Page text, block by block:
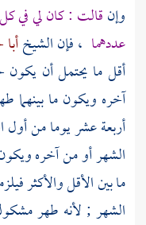
وإنقالت : كان لي في
عددهما ، فإن الشيخ
أقل ما يحتمل أن
آخره ويكون ما بينهما
أربعة عشر يوما من أول
الشهر أو من آخره
ما بين الأقل والأكثر
الشهر ; لأنه طهر